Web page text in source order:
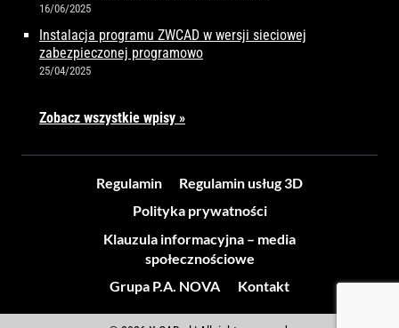
16/06/2025
Instalacja programu ZWCAD w wersji sieciowej
zabezpieczonej programowo
25/04/2025
Zobacz wszystkie wpisy »
Regulamin
Regulamin usług 3D
Polityka prywatności
Klauzula informacyjna – media
społecznościowe
Grupa P.A. NOVA
Kontakt